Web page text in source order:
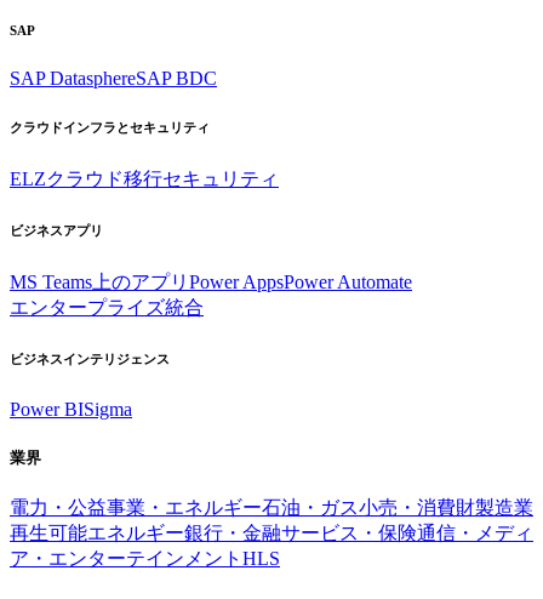
SAP
SAP DatasphereSAP BDC
クラウドインフラとセキュリティ
ELZクラウド移行セキュリティ
ビジネスアプリ
MS Teams上のアプリ Power AppsPower Automate
エンタープライズ統合
ビジネスインテリジェンス
Power BISigma
業界
電力・公益事業・エネルギー石油・ガス小売・消費財製造業
再生可能エネルギー銀行・金融サービス・保険通信・メディ
ア・エンターテインメント HLS